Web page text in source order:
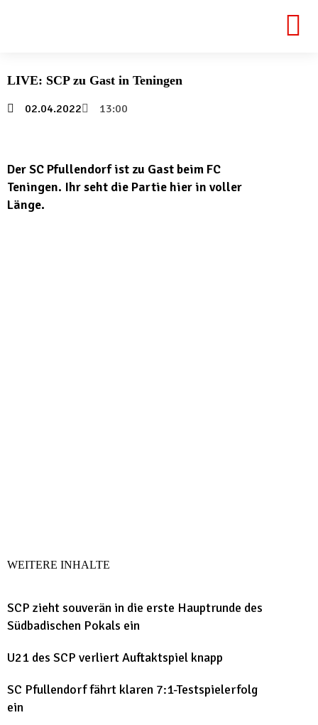
LIVE: SCP zu Gast in Teningen
02.04.2022
13:00
Der SC Pfullendorf ist zu Gast beim FC
Teningen. Ihr seht die Partie hier in voller
Länge.
WEITERE INHALTE
SCP zieht souverän in die erste Hauptrunde des
Südbadischen Pokals ein
U21 des SCP verliert Auftaktspiel knapp
SC Pfullendorf fährt klaren 7:1-Testspielerfolg
ein